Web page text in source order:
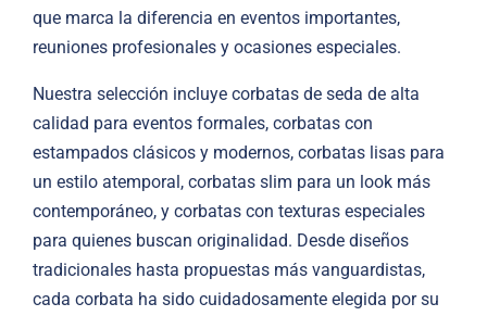
CALZADO
Contacto
que marca la diferencia en eventos importantes,
reuniones profesionales y ocasiones especiales.
Nuestra selección incluye corbatas de seda de alta
calidad para eventos formales, corbatas con
estampados clásicos y modernos, corbatas lisas para
un estilo atemporal, corbatas slim para un look más
contemporáneo, y corbatas con texturas especiales
para quienes buscan originalidad. Desde diseños
tradicionales hasta propuestas más vanguardistas,
cada corbata ha sido cuidadosamente elegida por su